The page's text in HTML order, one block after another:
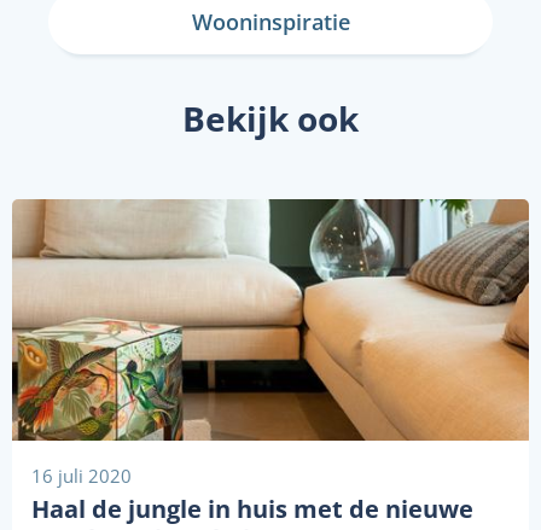
Wooninspiratie
Bekijk ook
16 juli 2020
Haal de jungle in huis met de nieuwe